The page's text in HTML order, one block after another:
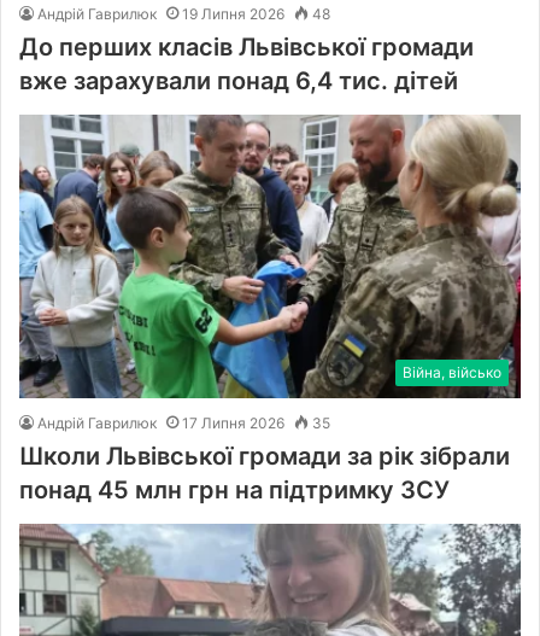
Андрій Гаврилюк 19 Липня 2026 48
До перших класів Львівської громади
вже зарахували понад 6,4 тис. дітей
Війна, військо
Андрій Гаврилюк 17 Липня 2026 35
Школи Львівської громади за рік зібрали
понад 45 млн грн на підтримку ЗСУ